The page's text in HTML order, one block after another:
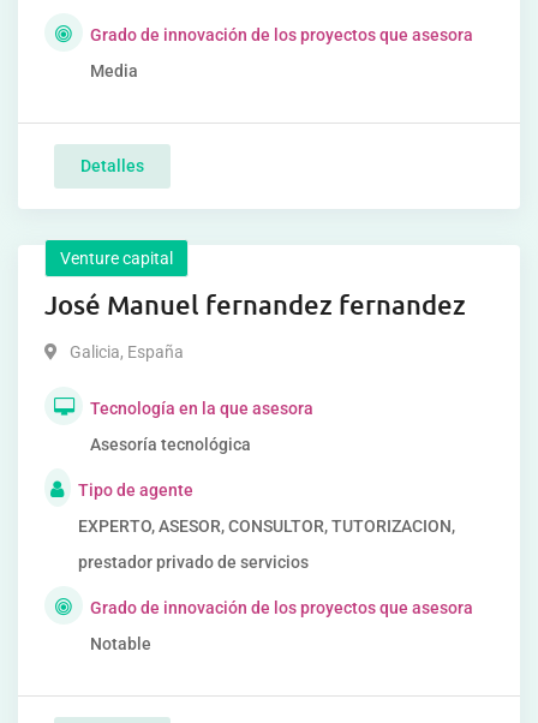
Grado de innovación de los proyectos que asesora
Media
Detalles
Venture capital
José Manuel fernandez fernandez
Galicia, España
Tecnología en la que asesora
Asesoría tecnológica
Tipo de agente
EXPERTO, ASESOR, CONSULTOR, TUTORIZACION,
prestador privado de servicios
Grado de innovación de los proyectos que asesora
Notable